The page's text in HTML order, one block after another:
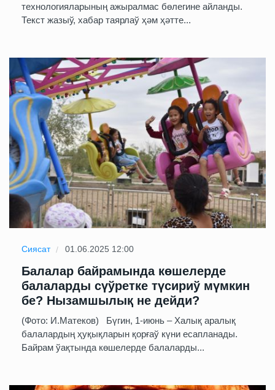
технологияларының ажыралмас бөлегине айланды.
Текст жазыў, хабар таярлаў ҳәм ҳәтте...
Сиясат 01.06.2025 12:00
Балалар байрамында көшелерде
балаларды сүўретке түсириў мүмкин
бе? Нызамшылық не дейди?
(Фото: И.Матеков) Бүгин, 1-июнь – Халық аралық
балалардың ҳуқықларын қорғаў күни есапланады.
Байрам ўақтында көшелерде балаларды...